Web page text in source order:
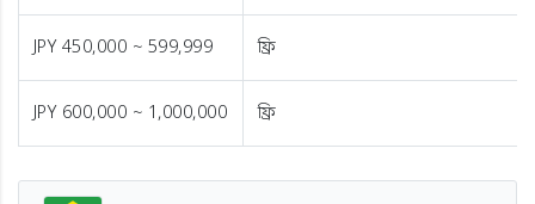
JPY 450,000 ~ 599,999 ফ্রি
JPY 600,000 ~ 1,000,000 ফ্রি